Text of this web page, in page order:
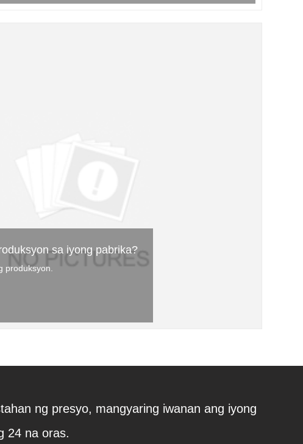
sa iyong pabrika?
produksyon.
ng presyo, mangyaring iwanan ang iyong
24 na oras.